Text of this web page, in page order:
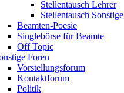
Stellentausch Lehrer
Stellentausch Sonstige
Beamten-Poesie
Singlebörse für Beamte
Off Topic
Foren
Vorstellungsforum
Kontaktforum
Politik